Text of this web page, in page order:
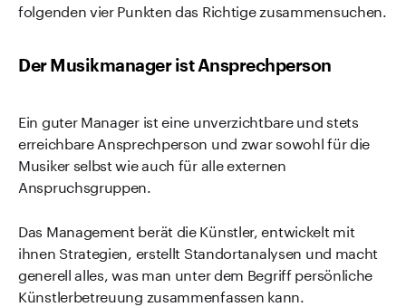
folgenden vier Punkten das Richtige zusammensuchen.
Der Musikmanager ist Ansprechperson
Ein guter Manager ist eine unverzichtbare und stets
erreichbare Ansprechperson und zwar sowohl für die
Musiker selbst wie auch für alle externen
Anspruchsgruppen.
Das Management berät die Künstler, entwickelt mit
ihnen Strategien, erstellt Standortanalysen und macht
generell alles, was man unter dem Begriff persönliche
Künstlerbetreuung zusammenfassen kann.